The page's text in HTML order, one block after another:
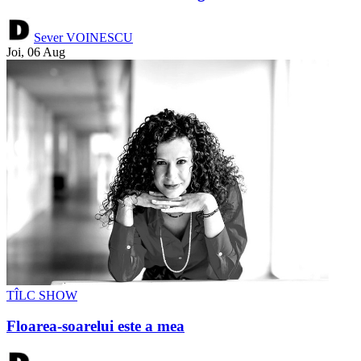
Sever VOINESCU
Joi, 06 Aug
TÎLC SHOW
Floarea-soarelui este a mea